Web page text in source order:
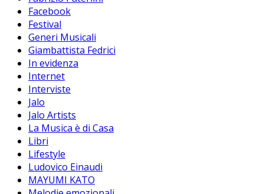
Facebook
Festival
Generi Musicali
Giambattista Fedrici
In evidenza
Internet
Interviste
Jalo
Jalo Artists
La Musica è di Casa
Libri
Lifestyle
Ludovico Einaudi
MAYUMI KATO